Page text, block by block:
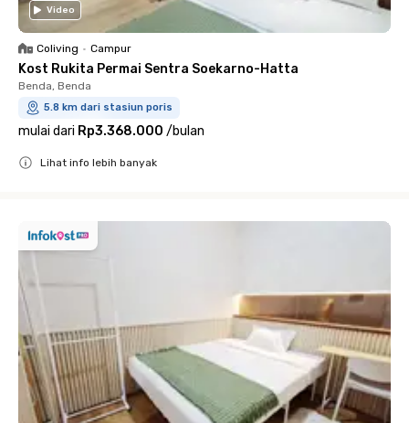
Video
Coliving • Campur
Kost Rukita Permai Sentra Soekarno-Hatta
Benda, Benda
5.8 km dari stasiun poris
mulai dari Rp3.368.000 /bulan
Lihat info lebih banyak